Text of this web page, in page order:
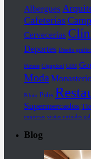
Albergues
Cafeterías
Cervecerías
Deportes Diseño
Fitness Gigapixel GIM
Moda
Piloto Pubs
Supermercados
empresas visitas virtuales
Blog